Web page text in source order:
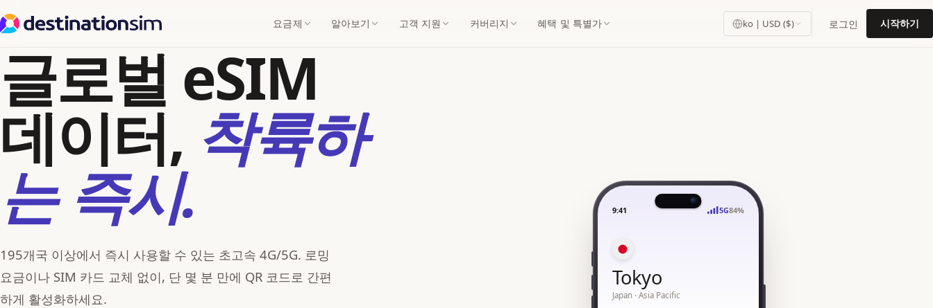
요금제 알아보기 고객 지원 커버리지 혜택 및 특별가 ko | USD ($) 로그인 시작하기
글로벌 eSIM
데이터, 착륙하
는 즉시.
195개국 이상에서 즉시 사용할 수 있는 초고속 4G/5G. 로밍
요금이나 SIM 카드 교체 없이, 단 몇 분 만에 QR 코드로 간편
하게 활성화하세요.
9:41 5G84%
Tokyo
Japan · Asia Pacific